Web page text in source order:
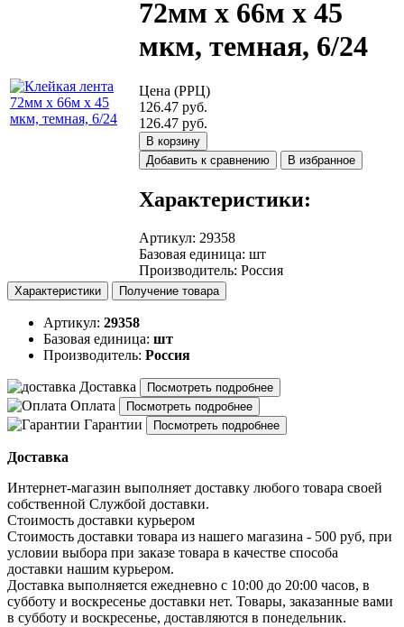
72мм х 66м х 45
мкм, темная, 6/24
Цена (РРЦ)
126.47 руб.
126.47 руб.
В корзину
Добавить к сравнению
В избранное
Характеристики:
Артикул: 29358
Базовая единица: шт
Производитель: Россия
Характеристики Получение товара
Артикул: 29358
Базовая единица: шт
Производитель: Россия
Доставка Посмотреть подробнее
Оплата Посмотреть подробнее
Гарантии Посмотреть подробнее
Доставка
Интернет-магазин выполняет доставку любого товара своей
собственной Службой доставки.
Стоимость доставки курьером
Стоимость доставки товара из нашего магазина - 500 руб, при
условии выбора при заказе товара в качестве способа
доставки нашим курьером.
Доставка выполняется ежедневно с 10:00 до 20:00 часов, в
субботу и воскресенье доставки нет. Товары, заказанные вами
в субботу и воскресенье, доставляются в понедельник.